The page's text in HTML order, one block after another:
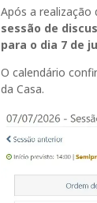
Após a realização
sessão de
para o dia 7 de
O calendário
da Casa.